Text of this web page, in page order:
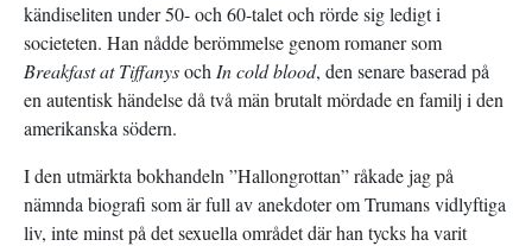
kändiseliten under 50- och 60-talet och rörde sig ledigt i
societeten. Han nådde berömmelse genom romaner som
Breakfast at Tiffanysoch In cold blood, den senare baserad på
en autentisk händelse då två män brutalt mördade en familj i den
amerikanska södern.
I den utmärkta bokhandeln ”Hallongrottan” råkade jag på
nämnda biografi som är full av anekdoter om Trumans vidlyftiga
liv, inte minst på det sexuella området där han tycks ha varit